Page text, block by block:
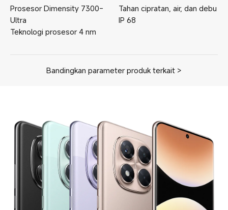
Prosesor Dimensity 7300-
Ultra
Teknologi prosesor 4nm
Tahan cipratan, air, dan debu
IP68
Bandingkan parameter produk terkait >